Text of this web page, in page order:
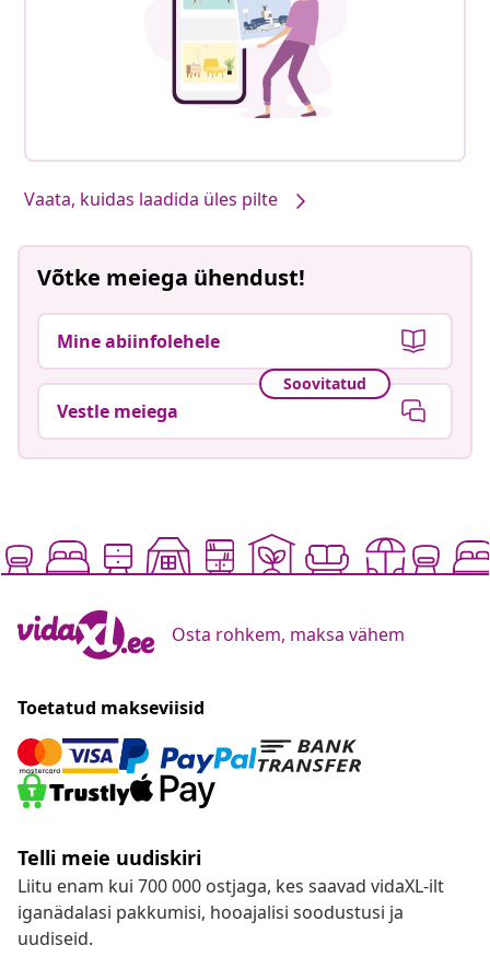
Vaata, kuidas laadida üles pilte
Võtke meiega ühendust!
Mine abiinfolehele
Soovitatud
Vestle meiega
Osta rohkem, maksa vähem
Toetatud makseviisid
Telli meie uudiskiri
Liitu enam kui 700 000 ostjaga, kes saavad vidaXL-ilt
iganädalasi pakkumisi, hooajalisi soodustusi ja
uudiseid.